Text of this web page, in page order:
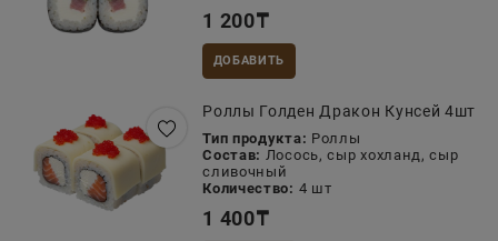
1 200₸
ДОБАВИТЬ
Роллы Голден Дракон Кунсей 4шт
Тип продукта: Роллы
Состав: Лосось, сыр хохланд, сыр
сливочный
Количество: 4 шт
1 400₸